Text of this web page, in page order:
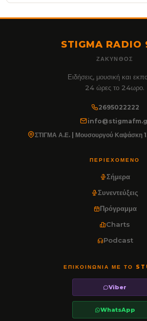
STIGMA RADIO
ΖΆΚΥΝΘΟΣ
Ειδήσεις, μουσική και
24 ώρες το 24ωρο.
2695022222
ΣΤΙΓΜΑ Α.Ε. | Μουσουργού Καψάσκη
ΠΕΡΙΕΧΌΜΕΝΟ
Σήμερα
Συνεντεύξεις
Πρόγραμμα
Charts
Podcast
ΕΠΙΚΟΙΝΩΝΊΑ ΜΕ ΤΟ
Viber
WhatsApp